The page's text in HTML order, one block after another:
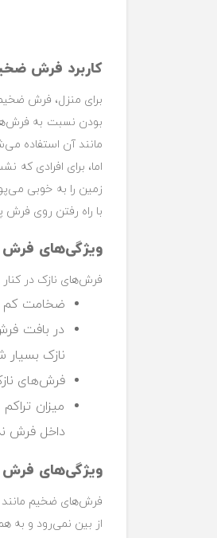
کاربرد فرش
برای منزل، فرش
مانند آن استفاده
اما، برای افرادی
زمین را به خوبی
با راه رفتن روی
ویژگی‌های فرش
فرش‌های نازک در
ضخامت کم
در بافت
نازک
فرش‌های نازک 1200 و 1500 شانه به لحاظ ظاهر شبیه به فرش‌های ‏دستباف هستند و زیبایی
میزان
داخل فرش
ویژگی‌های
از بین نمی‌رود و به